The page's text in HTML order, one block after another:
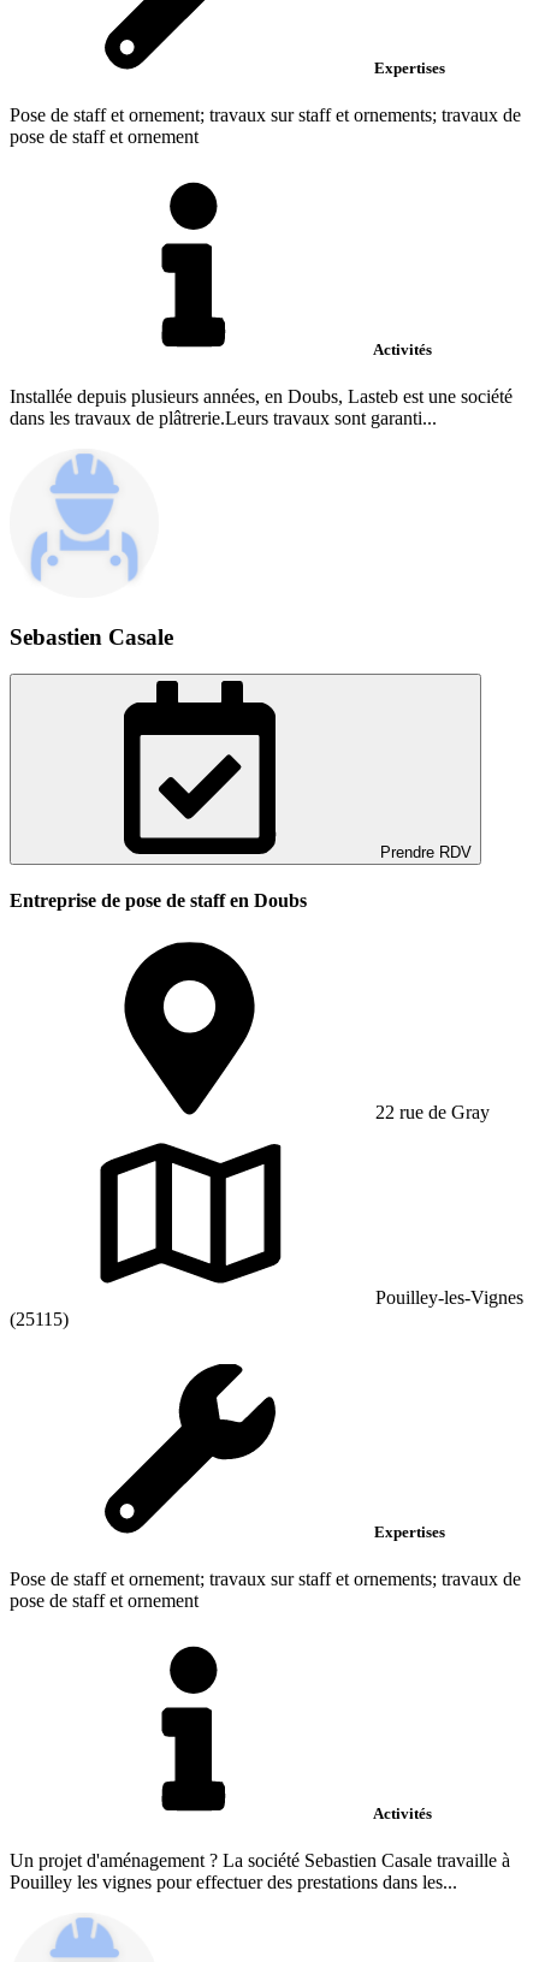
Expertises
Pose de staff et ornement; travaux sur staff et ornements; travaux de
pose de staff et ornement
Activités
Installée depuis plusieurs années, en Doubs, Lasteb est une société
dans les travaux de plâtrerie.Leurs travaux sont garanti...
Sebastien Casale
Prendre RDV
Entreprise de pose de staff en Doubs
22 rue de Gray
Pouilley-les-Vignes
(25115)
Expertises
Pose de staff et ornement; travaux sur staff et ornements; travaux de
pose de staff et ornement
Activités
Un projet d'aménagement ? La société Sebastien Casale travaille à
Pouilley les vignes pour effectuer des prestations dans les...